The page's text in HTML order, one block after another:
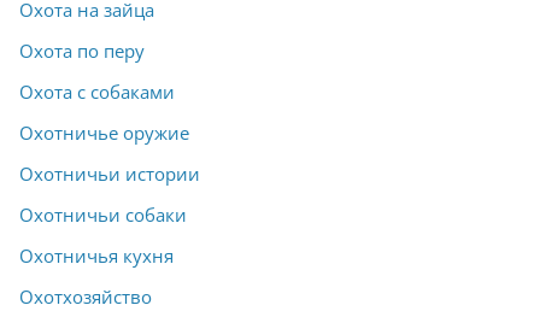
Охота на зайца
Охота по перу
Охота с собаками
Охотничье оружие
Охотничьи истории
Охотничьи собаки
Охотничья кухня
Охотхозяйство